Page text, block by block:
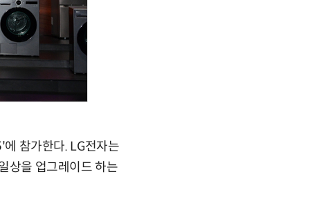
참가한다. LG전자는
상을 업그레이드 하는